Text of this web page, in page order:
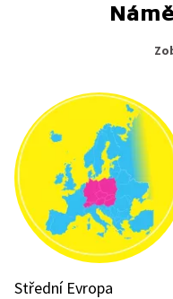
Střední Evropa